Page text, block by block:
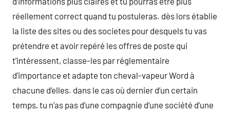
réellement correct quand tu postuleras. dès lors établie
la liste des sites ou des societes pour desquels tu vas
prétendre et avoir repéré les offres de poste qui
t’intéressent, classe-les par réglementaire
d’importance et adapte ton cheval-vapeur Word à
chacune d’elles. dans le cas où dernier d’un certain
temps, tu n’as pas d’une compagnie d’une société d’une